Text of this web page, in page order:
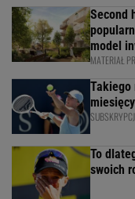
Second
model
MATERIAŁ
Takiego
To
swoich